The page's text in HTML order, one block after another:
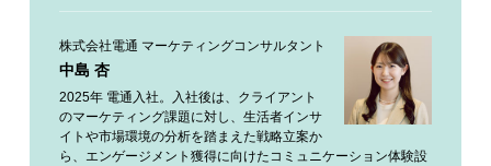
株式会社電通 マーケティングコンサルタント
中島 杏
2025年 電通入社。入社後は、クライアント
のマーケティング課題に対し、生活者インサ
イトや市場環境の分析を踏まえた戦略立案か
ら、エンゲージメント獲得に向けたコミュニケーション体験設